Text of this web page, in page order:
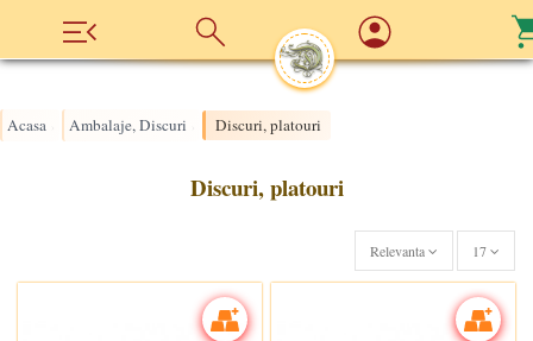
Acasa Ambalaje, Discuri Discuri, platouri
Discuri, platouri
Relevanta 17